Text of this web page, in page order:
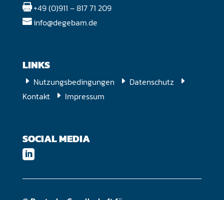
+49 (0)911 – 817 71 209
 info@degebam.de
LINKS
E Nutzungsbedingungen E Datenschutz E
Kontakt E Impressum
SOCIAL MEDIA
